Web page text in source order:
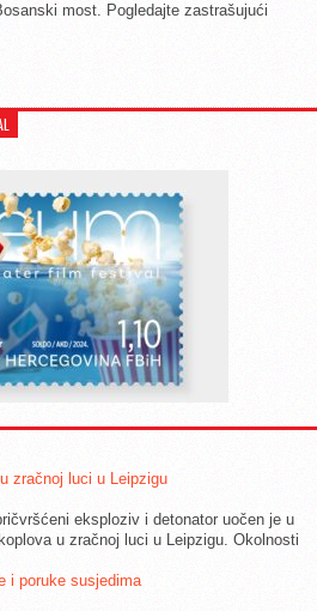
most. Pogledajte zastrašujući
zračnoj luci u Leipzigu
eksploziv i detonator uočen je u
u zračnoj luci u Leipzigu. Okolnosti
i poruke susjedima